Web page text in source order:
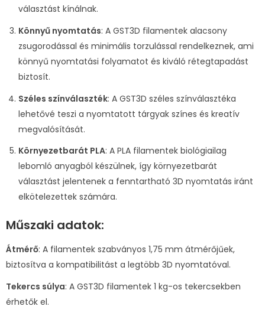
választást kínálnak.
Könnyű nyomtatás: A GST3D filamentek alacsony
zsugorodással és minimális torzulással rendelkeznek, ami
könnyű nyomtatási folyamatot és kiváló rétegtapadást
biztosít.
Széles színválaszték: A GST3D széles színválasztéka
lehetővé teszi a nyomtatott tárgyak színes és kreatív
megvalósítását.
Környezetbarát PLA: A PLA filamentek biológiailag
lebomló anyagból készülnek, így környezetbarát
választást jelentenek a fenntartható 3D nyomtatás iránt
elkötelezettek számára.
Műszaki adatok:
Átmérő: A filamentek szabványos 1,75 mm átmérőjűek,
biztosítva a kompatibilitást a legtöbb 3D nyomtatóval.
Tekercs súlya: A GST3D filamentek 1 kg-os tekercsekben
érhetők el.